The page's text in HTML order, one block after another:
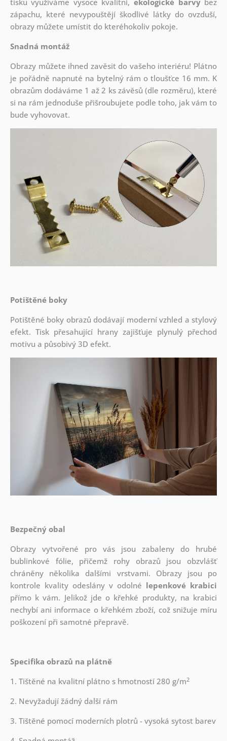
tisku využíváme vysoce kvalitní,ekologické barvybez
zápachu, které nevypouštějí škodlivé látky do ovzduší,
obrazy můžete umístit do kteréhokoliv pokoje.
Snadná montáž
Obrazy můžete ihned zavěsit do vašeho interiéru! Plátno
je pořádně napnuté na bytelný rám o tloušťce 16 mm. K
obrazům dodáváme 1 až 2 ks závěsů (dle rozměru), které
si na rám jednoduše přišroubujete podle toho, jak vám to
bude vyhovovat.
Potištěné boky
Potištěné boky obrazů dodávají moderní vzhled a stylový
efekt. Tisk přesahující hrany zajišťuje plynulý přechod
motivu a působivý 3D efekt.
Bezpečný obal
Obrazy vytvořené pro vás jsou zabaleny do hrubé
bublinkové fólie, přičemž rohy obrazů jsou obzvlášť
chráněny několika dalšími vrstvami. Obrazy jsou po
kontrole kvality odeslány v odolné lepenkové krabici
přímo k vám. Jelikož jde o křehké produkty, na krabici
nechybí ani informace o křehkém zboží, což snižuje míru
poškození při samotné přepravě.
Specifika obrazů na plátně
1. Tištěné na kvalitní plátno s hmotností 280 g/m2
2. Nevyžadují žádný další rám
3. Tištěné pomocí moderních plotrů - vysoká sytost barev